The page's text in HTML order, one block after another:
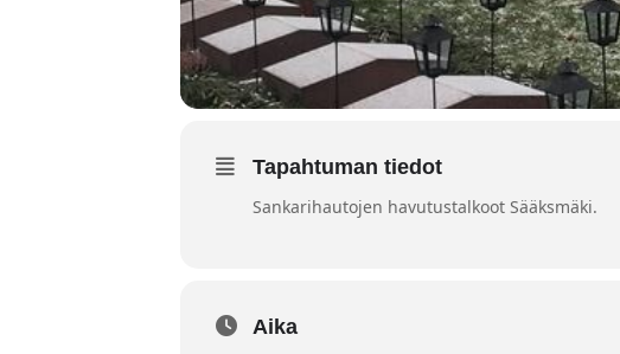
Tapahtuman tiedot
Sankarihautojen havutustalkoot Sääksmäki.
Aika